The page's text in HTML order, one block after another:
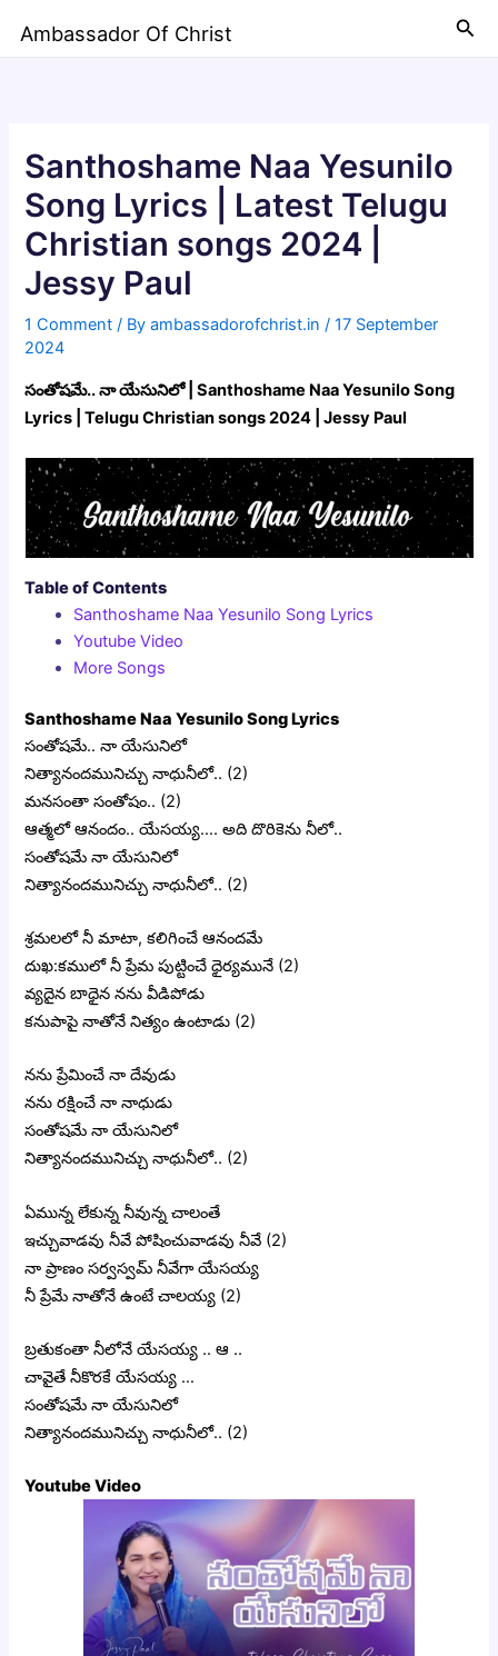
Ambassador Of Christ
Santhoshame Naa Yesunilo
Song Lyrics | Latest Telugu
Christian songs 2024 |
Jessy Paul
1 Comment / Byambassadorofchrist.in/17 September
2024
సంతోషమే.. నా యేసునిలో | Santhoshame Naa Yesunilo Song
Lyrics | Telugu Christian songs 2024 | Jessy Paul
Table of Contents
Santhoshame Naa Yesunilo Song Lyrics
Youtube Video
More Songs
Santhoshame Naa Yesunilo Song Lyrics
సంతోషమే.. నా యేసునిలో
నిత్యానందమునిచ్చు నాధునీలో.. (2)
మనసంతా సంతోషం.. (2)
ఆత్మలో ఆనందం.. యేసయ్య…. అది దొరికెను నీలో..
సంతోషమే నా యేసునిలో
నిత్యానందమునిచ్చు నాధునీలో.. (2)
శ్రమలలో నీ మాటా, కలిగించే ఆనందమే
దుఖ:కములో నీ ప్రేమ పుట్టించే ధైర్యమునే (2)
వ్యదైన బాధైన నను వీడిపోడు
కనుపాపై నాతోనే నిత్యం ఉంటాడు (2)
నను ప్రేమించే నా దేవుడు
నను రక్షించే నా నాధుడు
సంతోషమే నా యేసునిలో
నిత్యానందమునిచ్చు నాధునీలో.. (2)
ఏమున్న లేకున్న నీవున్న చాలంతే
ఇచ్చువాడవు నీవే పోషించువాడవు నీవే (2)
నా ప్రాణం సర్వస్వమ్ నీవేగా యేసయ్య
నీ ప్రేమే నాతోనే ఉంటే చాలయ్య (2)
బ్రతుకంతా నీలోనే యేసయ్య .. ఆ ..
చావైతే నీకొరకే యేసయ్య …
సంతోషమే నా యేసునిలో
నిత్యానందమునిచ్చు నాధునీలో.. (2)
Youtube Video